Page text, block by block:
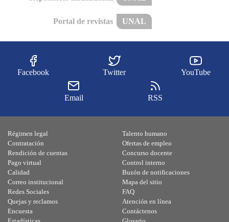
Portal de revistas UNAL
Facebook Twitter YouTube
Email RSS
Régimen legal
Contratación
Rendición de cuentas
Pago virtual
Calidad
Talento humano
Ofertas de empleo
Concurso docente
Control interno
Buzón de notificaciones
Correo institucional
Redes Sociales
Quejas y reclamos
Encuesta
Mapa del sitio
FAQ
Atención en línea
Contáctenos